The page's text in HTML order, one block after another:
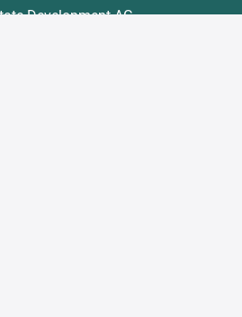
Development AG